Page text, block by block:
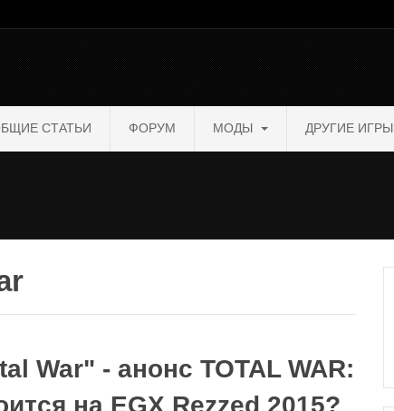
СТАТЬИ ФОРУМ МОДЫ ДРУГИЕ ИГРЫ
War" - анонс TOTAL WAR:
на EGX Rezzed 2015?